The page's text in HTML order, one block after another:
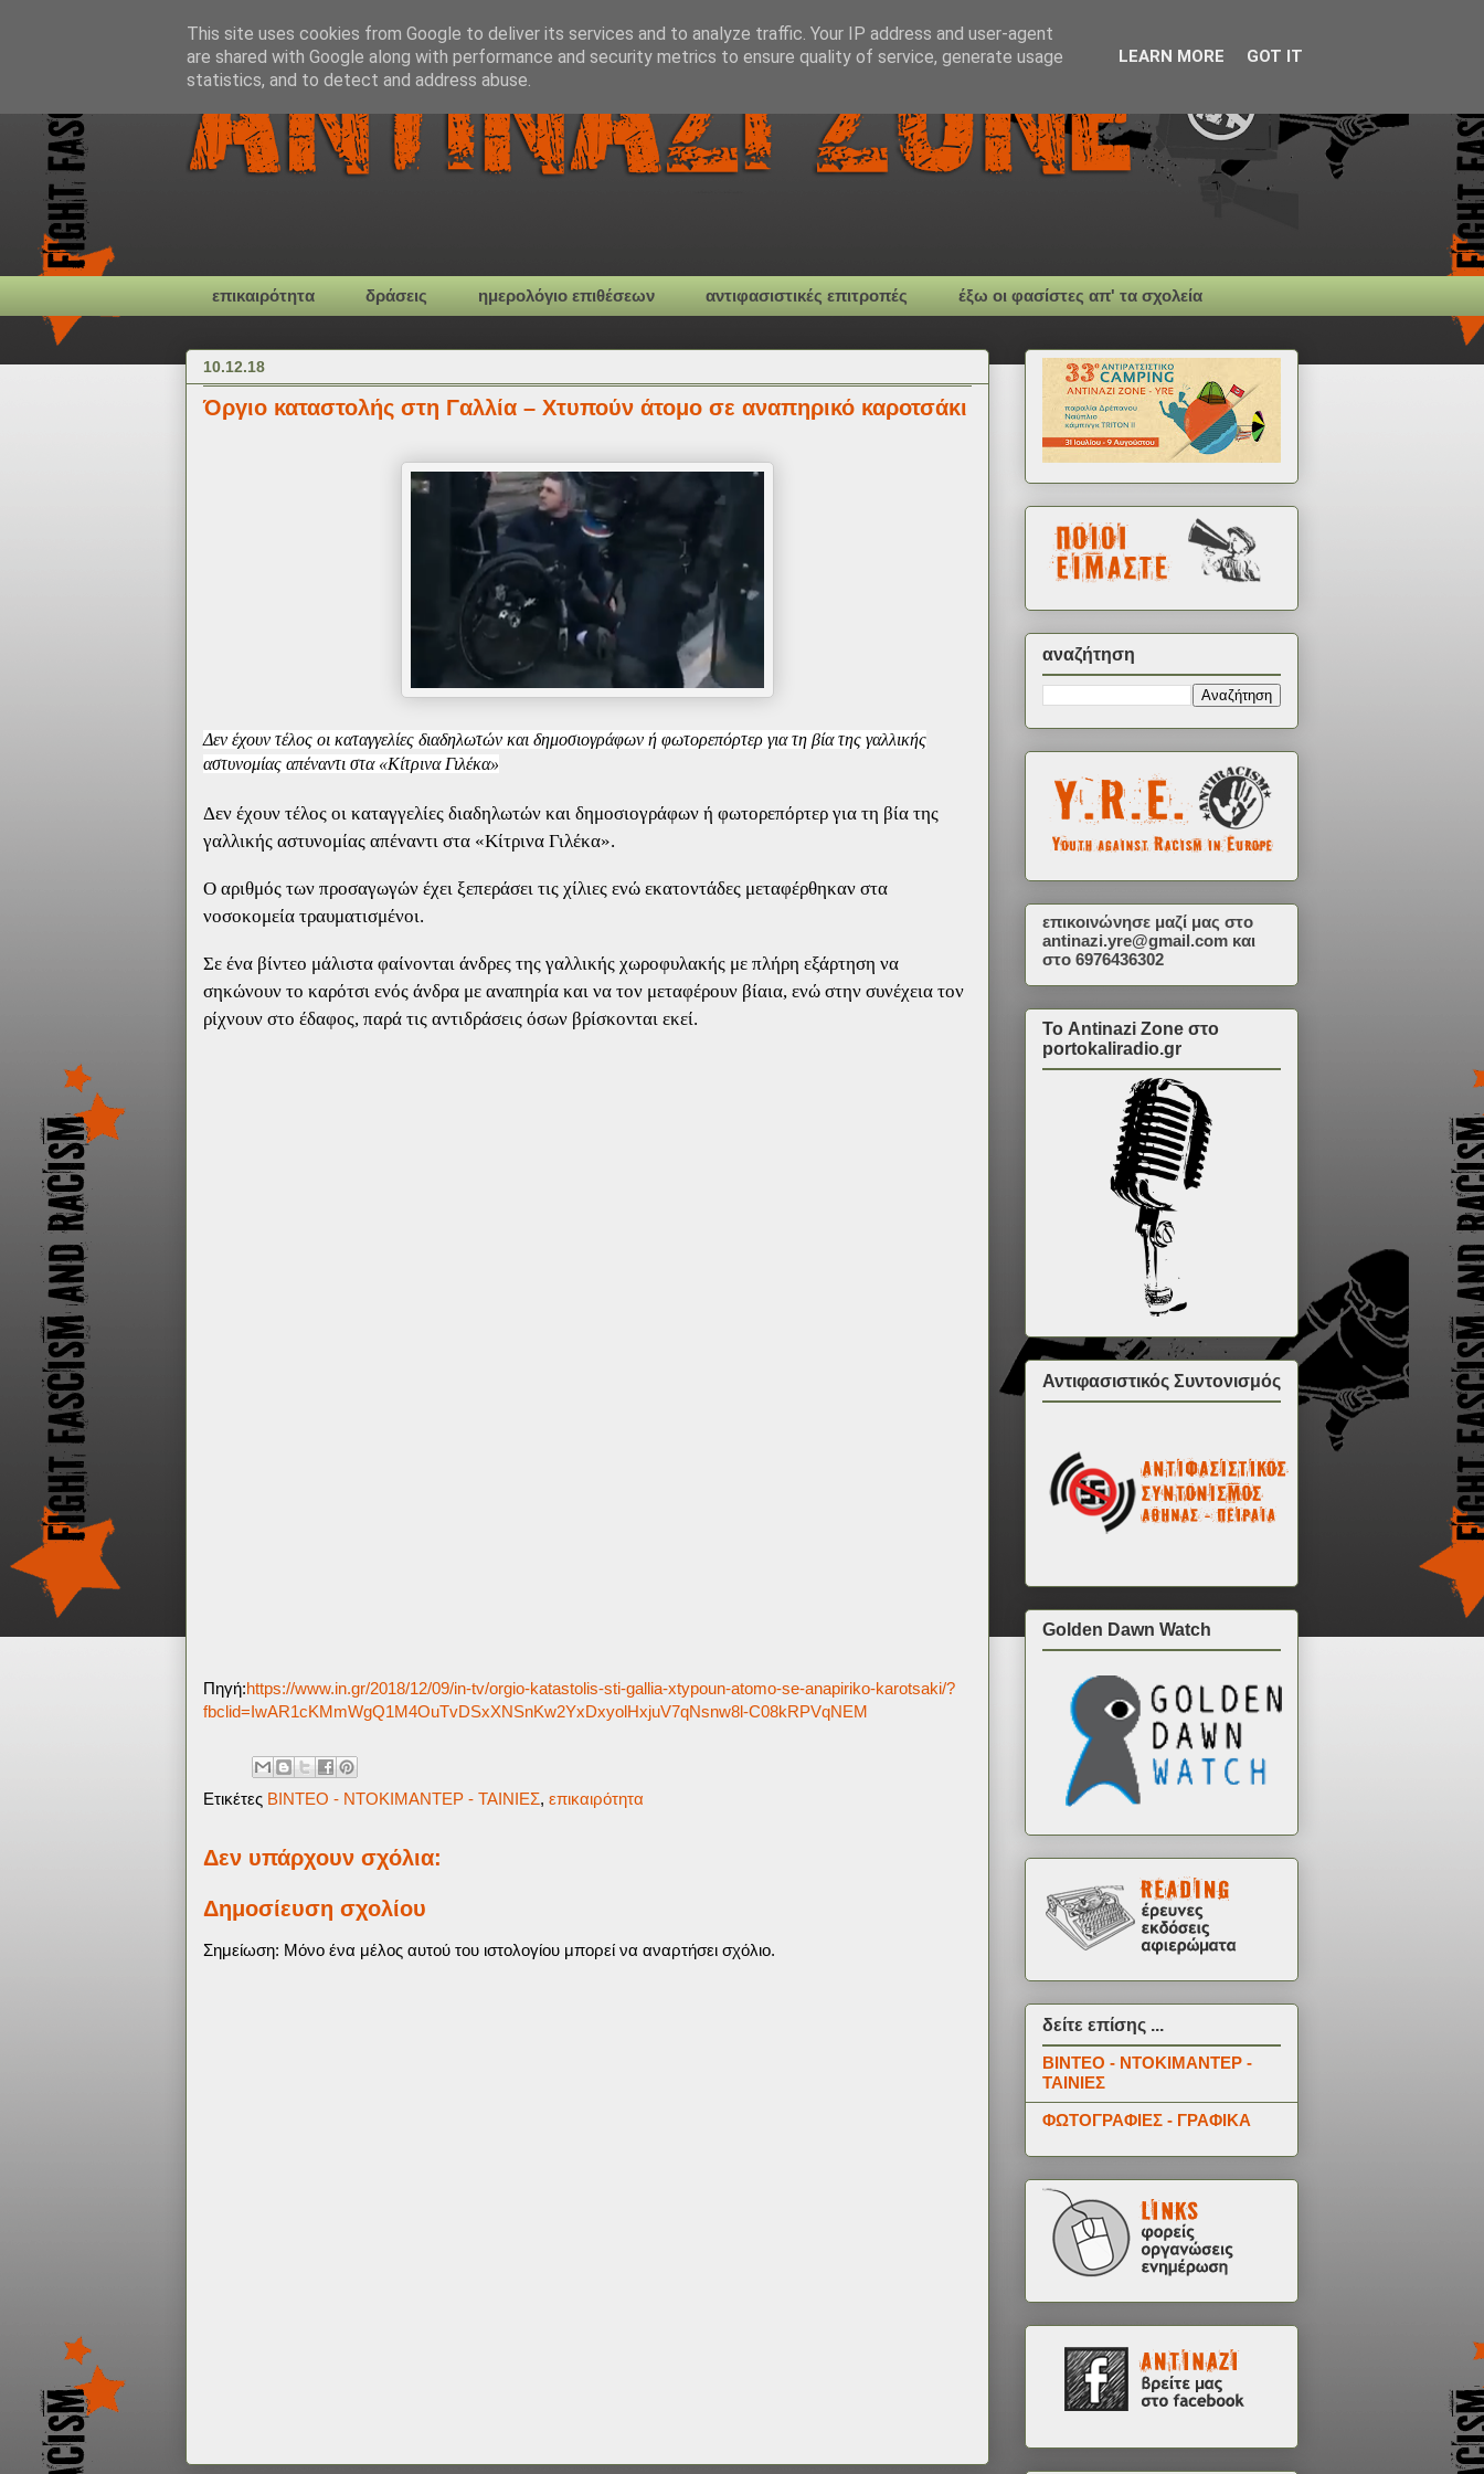
επικαιρότητα δράσεις ημερολόγιο επιθέσεων αντιφασιστικές επιτροπές έξω οι φασίστες απ' τα σχολεία
10.12.18
Όργιο καταστολής στη Γαλλία – Χτυπούν άτομο σε αναπηρικό καροτσάκι
Δεν έχουν τέλος οι καταγγελίες διαδηλωτών και δημοσιογράφων ή φωτορεπόρτερ για τη βία της γαλλικής
αστυνομίας απέναντι στα «Κίτρινα Γιλέκα»
Δεν έχουν τέλος οι καταγγελίες διαδηλωτών και δημοσιογράφων ή φωτορεπόρτερ για τη βία της
γαλλικής αστυνομίας απέναντι στα «Κίτρινα Γιλέκα».
Ο αριθμός των προσαγωγών έχει ξεπεράσει τις χίλιες ενώ εκατοντάδες μεταφέρθηκαν στα
νοσοκομεία τραυματισμένοι.
Σε ένα βίντεο μάλιστα φαίνονται άνδρες της γαλλικής χωροφυλακής με πλήρη εξάρτηση να
σηκώνουν το καρότσι ενός άνδρα με αναπηρία και να τον μεταφέρουν βίαια, ενώ στην συνέχεια τον
ρίχνουν στο έδαφος, παρά τις αντιδράσεις όσων βρίσκονται εκεί.
Πηγή:https://www.in.gr/2018/12/09/in-tv/orgio-katastolis-sti-gallia-xtypoun-atomo-se-anapiriko-karotsaki/?
fbclid=IwAR1cKMmWgQ1M4OuTvDSxXNSnKw2YxDxyolHxjuV7qNsnw8l-C08kRPVqNEM
Ετικέτες ΒΙΝΤΕΟ - ΝΤΟΚΙΜΑΝΤΕΡ - ΤΑΙΝΙΕΣ, επικαιρότητα
Δεν υπάρχουν σχόλια:
Δημοσίευση σχολίου
Σημείωση: Μόνο ένα μέλος αυτού του ιστολογίου μπορεί να αναρτήσει σχόλιο.
αναζήτηση
επικοινώνησε μαζί μας στο
antinazi.yre@gmail.com και
στο 6976436302
Το Antinazi Zone στο
portokaliradio.gr
Αντιφασιστικός Συντονισμός
Golden Dawn Watch
δείτε επίσης ...
ΒΙΝΤΕΟ - ΝΤΟΚΙΜΑΝΤΕΡ -
ΤΑΙΝΙΕΣ
ΦΩΤΟΓΡΑΦΙΕΣ - ΓΡΑΦΙΚΑ
This site uses cookies from Google to deliver its services and to analyze traffic. Your IP address and user-agent
are shared with Google along with performance and security metrics to ensure quality of service, generate usage
statistics, and to detect and address abuse.
LEARN MORE GOT IT